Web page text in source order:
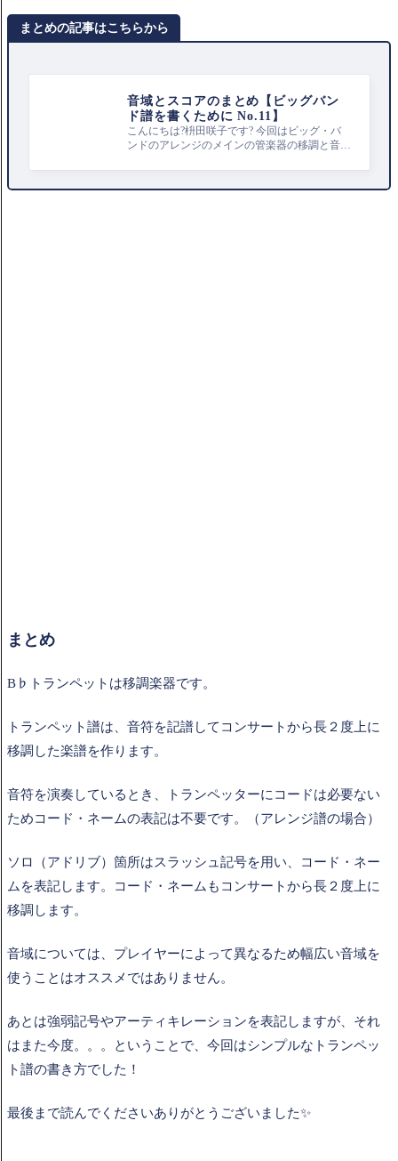
まとめの記事はこちらから
音域とスコアのまとめ【ビッグバン
ド譜を書くために No.11】
こんにちは?枡田咲子です? 今回はビッグ・バ
ンドのアレンジのメインの管楽器の移調と音域
まとめ
B♭トランペットは移調楽器です。
トランペット譜は、音符を記譜してコンサートから長２度上に
移調した楽譜を作ります。
音符を演奏しているとき、トランペッターにコードは必要ない
ためコード・ネームの表記は不要です。（アレンジ譜の場合）
ソロ（アドリブ）箇所はスラッシュ記号を用い、コード・ネー
ムを表記します。コード・ネームもコンサートから長２度上に
移調します。
音域については、プレイヤーによって異なるため幅広い音域を
使うことはオススメではありません。
あとは強弱記号やアーティキレーションを表記しますが、それ
はまた今度。。。ということで、今回はシンプルなトランペッ
ト譜の書き方でした！
最後まで読んでくださいありがとうございました✨